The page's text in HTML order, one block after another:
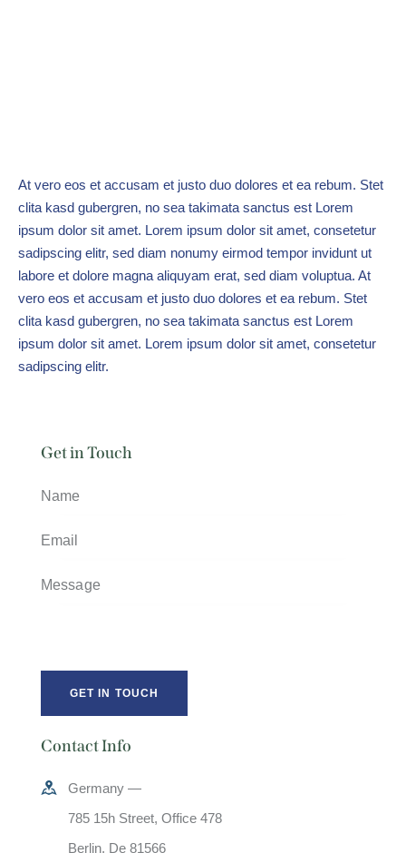
At vero eos et accusam et justo duo dolores et ea rebum. Stet
clita kasd gubergren, no sea takimata sanctus est Lorem
ipsum dolor sit amet. Lorem ipsum dolor sit amet, consetetur
sadipscing elitr, sed diam nonumy eirmod tempor invidunt ut
labore et dolore magna aliquyam erat, sed diam voluptua. At
vero eos et accusam et justo duo dolores et ea rebum. Stet
clita kasd gubergren, no sea takimata sanctus est Lorem
ipsum dolor sit amet. Lorem ipsum dolor sit amet, consetetur
sadipscing elitr.
Get in Touch
Contact Info
Germany —
785 15h Street, Office 478
Berlin, De 81566